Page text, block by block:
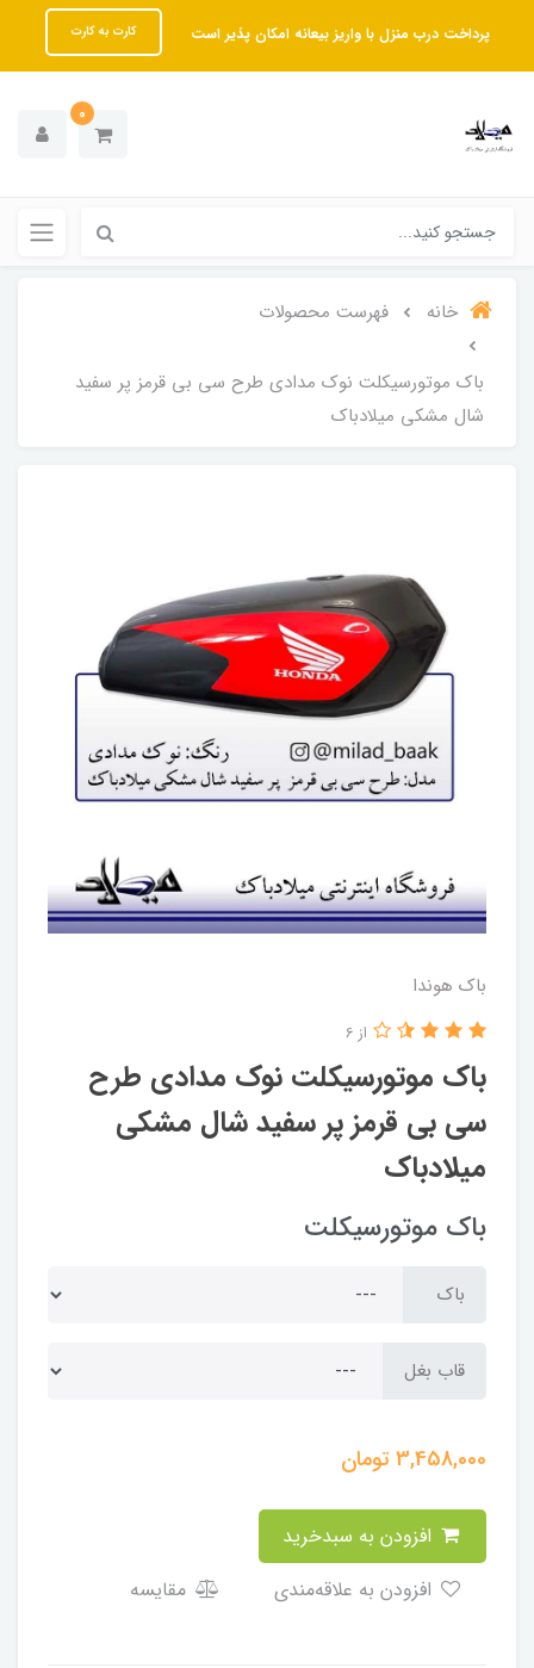
پرداخت درب منزل با واریز بیعانه امکان پذیر است کارت به کارت
0
خانه فهرست محصولات
باک موتورسیکلت نوک مدادی طرح سی بی قرمز پر سفید
شال مشکی میلادباک
باک هوندا
باک موتورسیکلت نوک مدادی طرح
سی بی قرمز پر سفید شال مشکی
میلادباک
از 6
باک موتورسیکلت
باک
قاب بغل
3,458,000تومان
مقایسه